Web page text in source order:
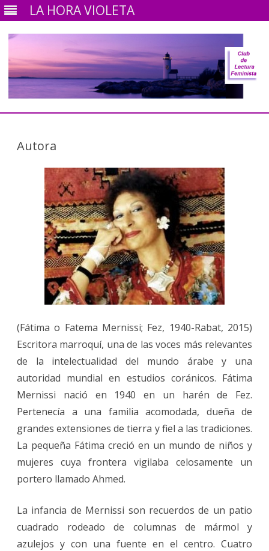
LA HORA VIOLETA
Autora
(Fátima o Fatema Mernissi; Fez, 1940-Rabat, 2015)
Escritora marroquí, una de las voces más relevantes
de la intelectualidad del mundo árabe y una
autoridad mundial en estudios coránicos. Fátima
Mernissi nació en 1940 en un harén de Fez.
Pertenecía a una familia acomodada, dueña de
grandes extensiones de tierra y fiel a las tradiciones.
La pequeña Fátima creció en un mundo de niños y
mujeres cuya frontera vigilaba celosamente un
portero llamado Ahmed.
La infancia de Mernissi son recuerdos de un patio
cuadrado rodeado de columnas de mármol y
azulejos y con una fuente en el centro. Cuatro